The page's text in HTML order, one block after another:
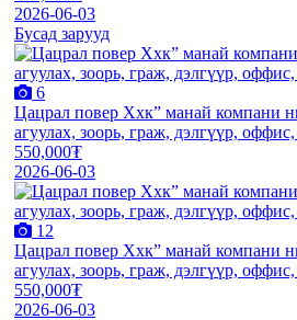
2026-06-03
Бусад зарууд
6
Цацрал повер Ххк” манай компани
агуулах, зоорь, граж, дэлгүүр,
550,000₮
2026-06-03
12
Цацрал повер Ххк” манай компани
агуулах, зоорь, граж, дэлгүүр,
550,000₮
2026-06-03